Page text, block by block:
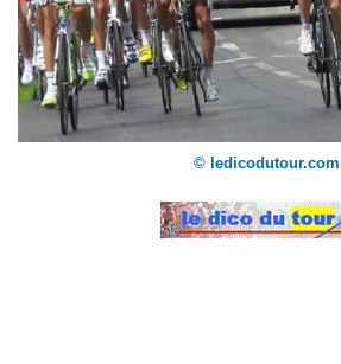
© ledicodutour.com